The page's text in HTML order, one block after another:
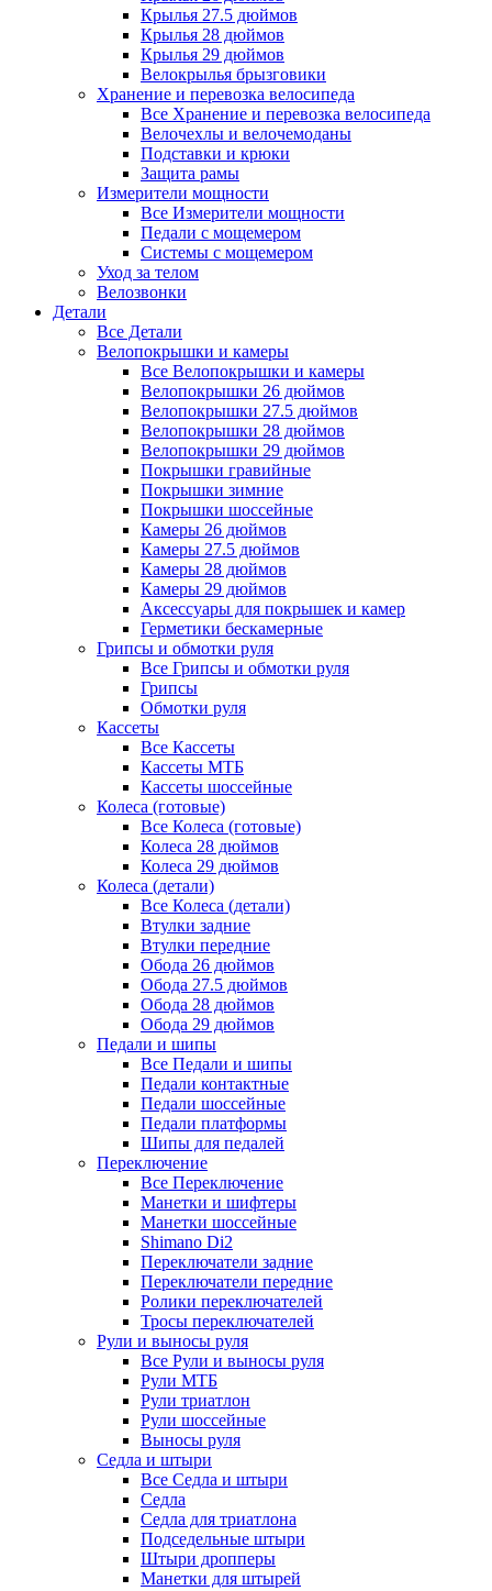
Крылья 27.5 дюймов
Крылья 28 дюймов
Крылья 29 дюймов
Велокрылья брызговики
Хранение и перевозка велосипеда
Все Хранение и перевозка велосипеда
Велочехлы и велочемоданы
Подставки и крюки
Защита рамы
Измерители мощности
Все Измерители мощности
Педали с мощемером
Системы с мощемером
Уход за телом
Велозвонки
Детали
Все Детали
Велопокрышки и камеры
Все Велопокрышки и камеры
Велопокрышки 26 дюймов
Велопокрышки 27.5 дюймов
Велопокрышки 28 дюймов
Велопокрышки 29 дюймов
Покрышки гравийные
Покрышки зимние
Покрышки шоссейные
Камеры 26 дюймов
Камеры 27.5 дюймов
Камеры 28 дюймов
Камеры 29 дюймов
Аксессуары для покрышек и камер
Герметики бескамерные
Грипсы и обмотки руля
Все Грипсы и обмотки руля
Грипсы
Обмотки руля
Кассеты
Все Кассеты
Кассеты МТБ
Кассеты шоссейные
Колеса (готовые)
Все Колеса (готовые)
Колеса 28 дюймов
Колеса 29 дюймов
Колеса (детали)
Все Колеса (детали)
Втулки задние
Втулки передние
Обода 26 дюймов
Обода 27.5 дюймов
Обода 28 дюймов
Обода 29 дюймов
Педали и шипы
Все Педали и шипы
Педали контактные
Педали шоссейные
Педали платформы
Шипы для педалей
Переключение
Все Переключение
Манетки и шифтеры
Манетки шоссейные
Shimano Di2
Переключатели задние
Переключатели передние
Ролики переключателей
Тросы переключателей
Рули и выносы руля
Все Рули и выносы руля
Рули МТБ
Рули триатлон
Рули шоссейные
Выносы руля
Седла и штыри
Все Седла и штыри
Седла
Седла для триатлона
Подседельные штыри
Штыри дропперы
Манетки для штырей